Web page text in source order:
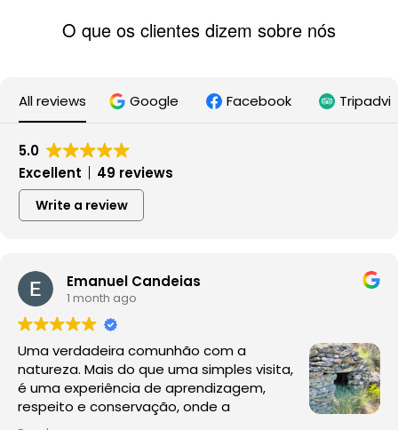
O que os clientes dizem sobre nós
All reviews Google Facebook
5.0
Excellent
49 reviews
Write a review
Emanuel Candeias
1 month ago
Uma verdadeira comunhão com a
natureza. Mais do que uma simples visita,
é uma experiência de aprendizagem,
respeito e conservação, onde a
observação da fauna e da flora acontece